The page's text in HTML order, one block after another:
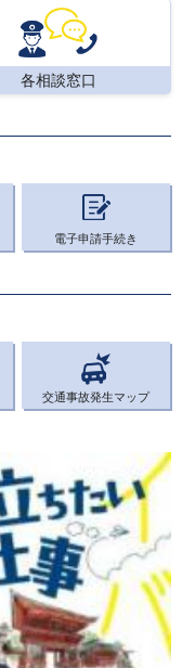
各相談窓口
電子申請手続き
交通事故発生マップ